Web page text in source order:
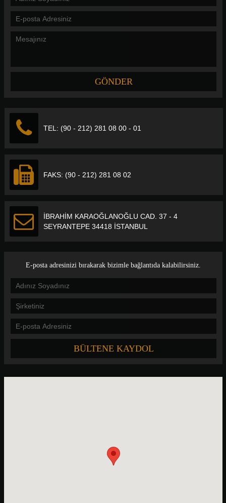
TEL: (90 - 212) 281 08 00 - 01
FAKS: (90 - 212) 281 08 02
İBRAHİM KARAOĞLANOĞLU CAD. 37 - 4
SEYRANTEPE 34418 İSTANBUL
E-posta adresinizi bırakarak bizimle bağlantıda kalabilirsiniz.